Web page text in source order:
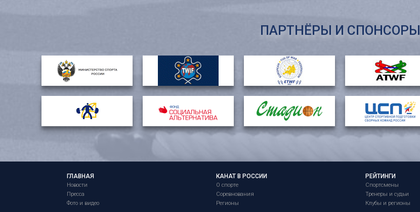
ПАРТНЁРЫ И СПОНСОРЫ
ГЛАВНАЯ
Новости
Пресса
Фото и видео
КАНАТ В РОССИИ
О спорте
Соревнования
Регионы
РЕЙТИНГИ
Спортсмены
Тренеры и судьи
Клубы и регионы